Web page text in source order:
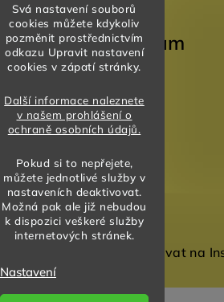
Svá nastavení souborů
cookies můžete kdykoliv
pozměnit prostřednictvím
odkazu Upravit nastavení
cookies v zápatí stránky.
Další informace naleznete
v našem prohlášení o
ochraně osobních údajů.
Pokud si to nepřejete,
můžete jednotlivé služby v
nastaveních deaktivovat.
Možná pak ale již nebudou
k dispozici veškeré služby
internetových stránek.
Nastavení
Instagram
Sledovat na